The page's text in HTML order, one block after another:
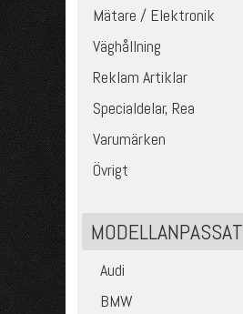
Mätare / Elektronik
Väghållning
Reklam Artiklar
Specialdelar, Rea
Varumärken
Övrigt
MODELLANPASSAT
Audi
BMW